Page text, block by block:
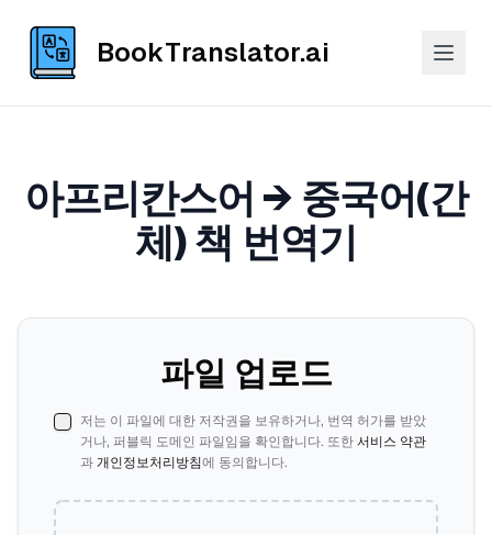
BookTranslator.ai
아프리칸스어 → 중국어(간
체) 책 번역기
파일 업로드
저는 이 파일에 대한 저작권을 보유하거나, 번역 허가를 받았
거나, 퍼블릭 도메인 파일임을 확인합니다. 또한 서비스 약관
과 개인정보처리방침에 동의합니다.